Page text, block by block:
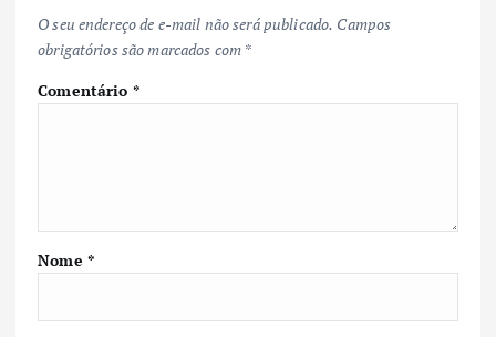
O seu endereço de e-mail não será publicado. Campos
obrigatórios são marcados com *
Comentário *
Nome *